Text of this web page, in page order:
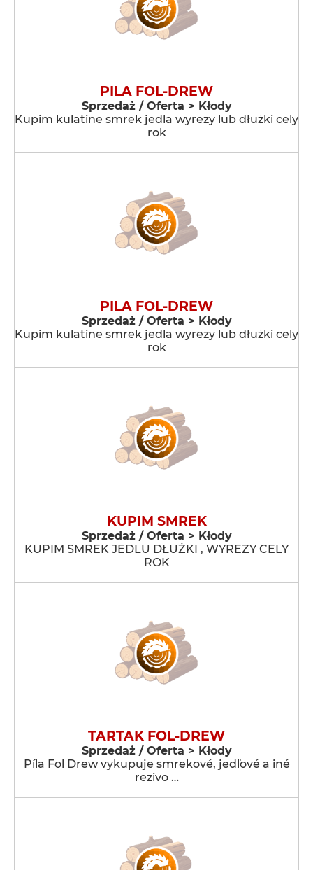
PILA FOL-DREW
Sprzedaż / Oferta > Kłody
Kupim kulatine smrek jedla wyrezy lub dłużki cely
rok
PILA FOL-DREW
Sprzedaż / Oferta > Kłody
Kupim kulatine smrek jedla wyrezy lub dłużki cely
rok
KUPIM SMREK
Sprzedaż / Oferta > Kłody
KUPIM SMREK JEDLU DŁUŻKI , WYREZY CELY
ROK
TARTAK FOL-DREW
Sprzedaż / Oferta > Kłody
Píla Fol Drew vykupuje smrekové, jedľové a iné
rezivo …